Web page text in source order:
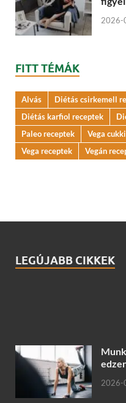
2026-
FITT TÉMÁK
Alvás Diétás csirkemell
Diétás karfiol receptek
Paleo receptek
Vega
Vega receptek
Vegán
LEGÚJABB CIKKEK
2026-